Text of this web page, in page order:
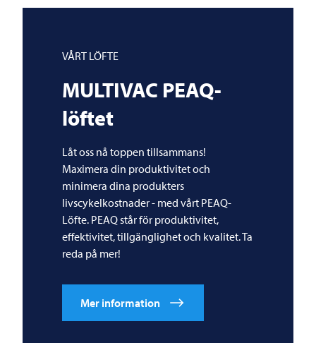
VÅRT LÖFTE
MULTIVAC PEAQ-
löftet
Låt oss nå toppen tillsammans!
Maximera din produktivitet och
minimera dina produkters
livscykelkostnader - med vårt PEAQ-
Löfte. PEAQ står för produktivitet,
effektivitet, tillgänglighet och kvalitet. Ta
reda på mer!
Mer information